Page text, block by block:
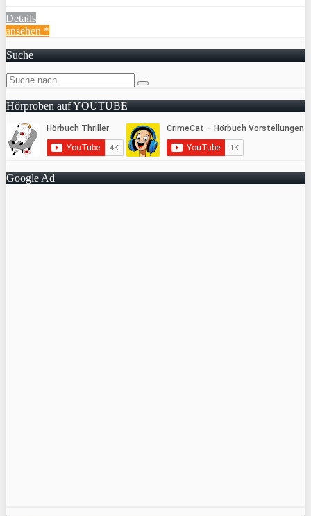
Details
ansehen *
Suche
Hörproben auf YOUTUBE
Google Ad